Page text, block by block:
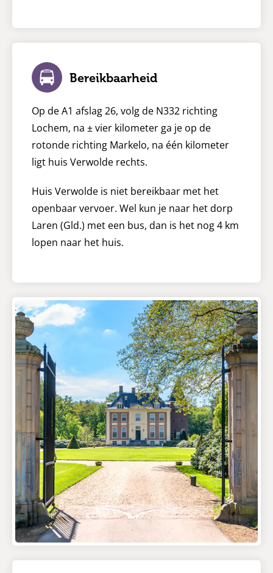
Bereikbaarheid
Op de A1 afslag 26, volg de N332 richting
Lochem, na ± vier kilometer ga je op de
rotonde richting Markelo, na één kilometer
ligt huis Verwolde rechts.
Huis Verwolde is niet bereikbaar met het
openbaar vervoer. Wel kun je naar het dorp
Laren (Gld.) met een bus, dan is het nog 4 km
lopen naar het huis.